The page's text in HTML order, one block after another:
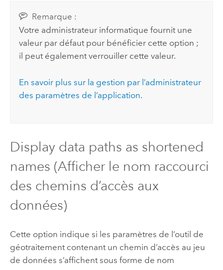
Remarque :
Votre administrateur informatique fournit une
valeur par défaut pour bénéficier cette option ;
il peut également verrouiller cette valeur.
En savoir plus sur la gestion par l’administrateur
des paramètres de l’application.
Display data paths as shortened
names (Afficher le nom raccourci
des chemins d’accès aux
données)
Cette option indique si les paramètres de l’outil de
géotraitement contenant un chemin d’accès au jeu
de données s’affichent sous forme de nom